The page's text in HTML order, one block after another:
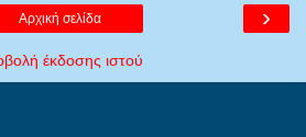
›
Αρχική σελίδα
έκδοσης ιστού